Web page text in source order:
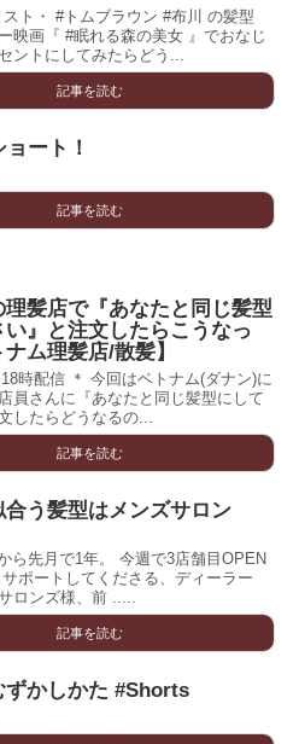
スト・ #トムブラウン #布川 の髪型
映画『 #眠れる森の美女 』でおなじ
ントにしてみたらどう...
記事を読む
ート！
記事を読む
髪店で『あなたと同じ髪型
い』と注文したらこうなっ
ム理髪店/散髪】
時配信 ＊ 今回はベトナム(ダナン)に
員さんに『あなたと同じ髪型にして
したらどうなるの...
記事を読む
合う髪型はメンズサロン
ら先月で1年。 今週で3店舗目OPEN
ポートしてくださる、ディーラー
ロンズ様、前 .....
記事を読む
ずかしかた #Shorts